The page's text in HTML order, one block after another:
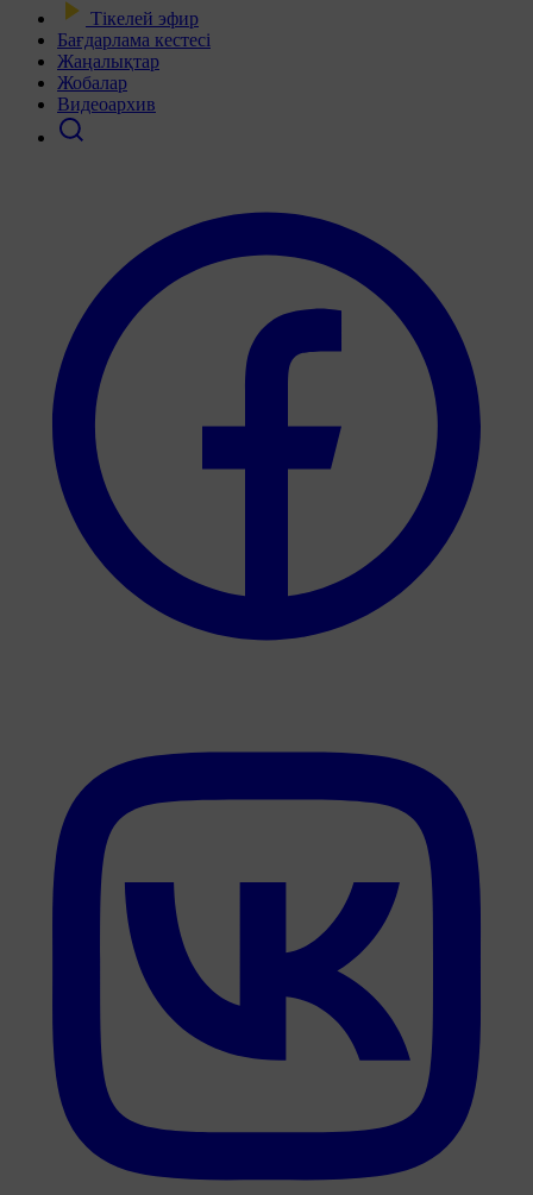
Тікелей эфир
Бағдарлама кестесі
Жаңалықтар
Жобалар
Видеоархив